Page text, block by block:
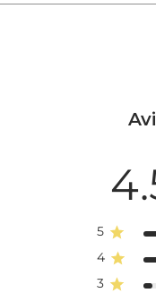
5
4
3